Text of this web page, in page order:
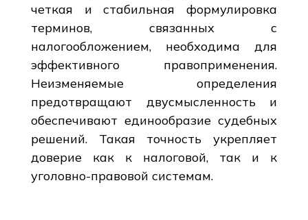
четкая и стабильная формулировка
терминов, связанных с
налогообложением, необходима для
эффективного правоприменения.
Неизменяемые определения
предотвращают двусмысленность и
обеспечивают единообразие судебных
решений. Такая точность укрепляет
доверие как к налоговой, так и к
уголовно-правовой системам.